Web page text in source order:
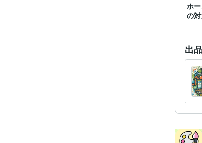
ビ
ホ
の対
出